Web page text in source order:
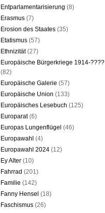
Entparlamentarisierung (8)
Erasmus (7)
Erosion des Staates (35)
Etatismus (57)
Ethnizität(27)
Europäische Bürgerkriege 1914-????
(82)
Europäische Galerie (57)
Europäische Union (133)
Europäisches Lesebuch (125)
Europarat(6)
Europas Lungenflügel (46)
Europawahl (4)
Europawahl 2024 (12)
Ey Alter (10)
Fahrrad (201)
Familie (142)
Fanny Hensel (18)
Faschismus (26)